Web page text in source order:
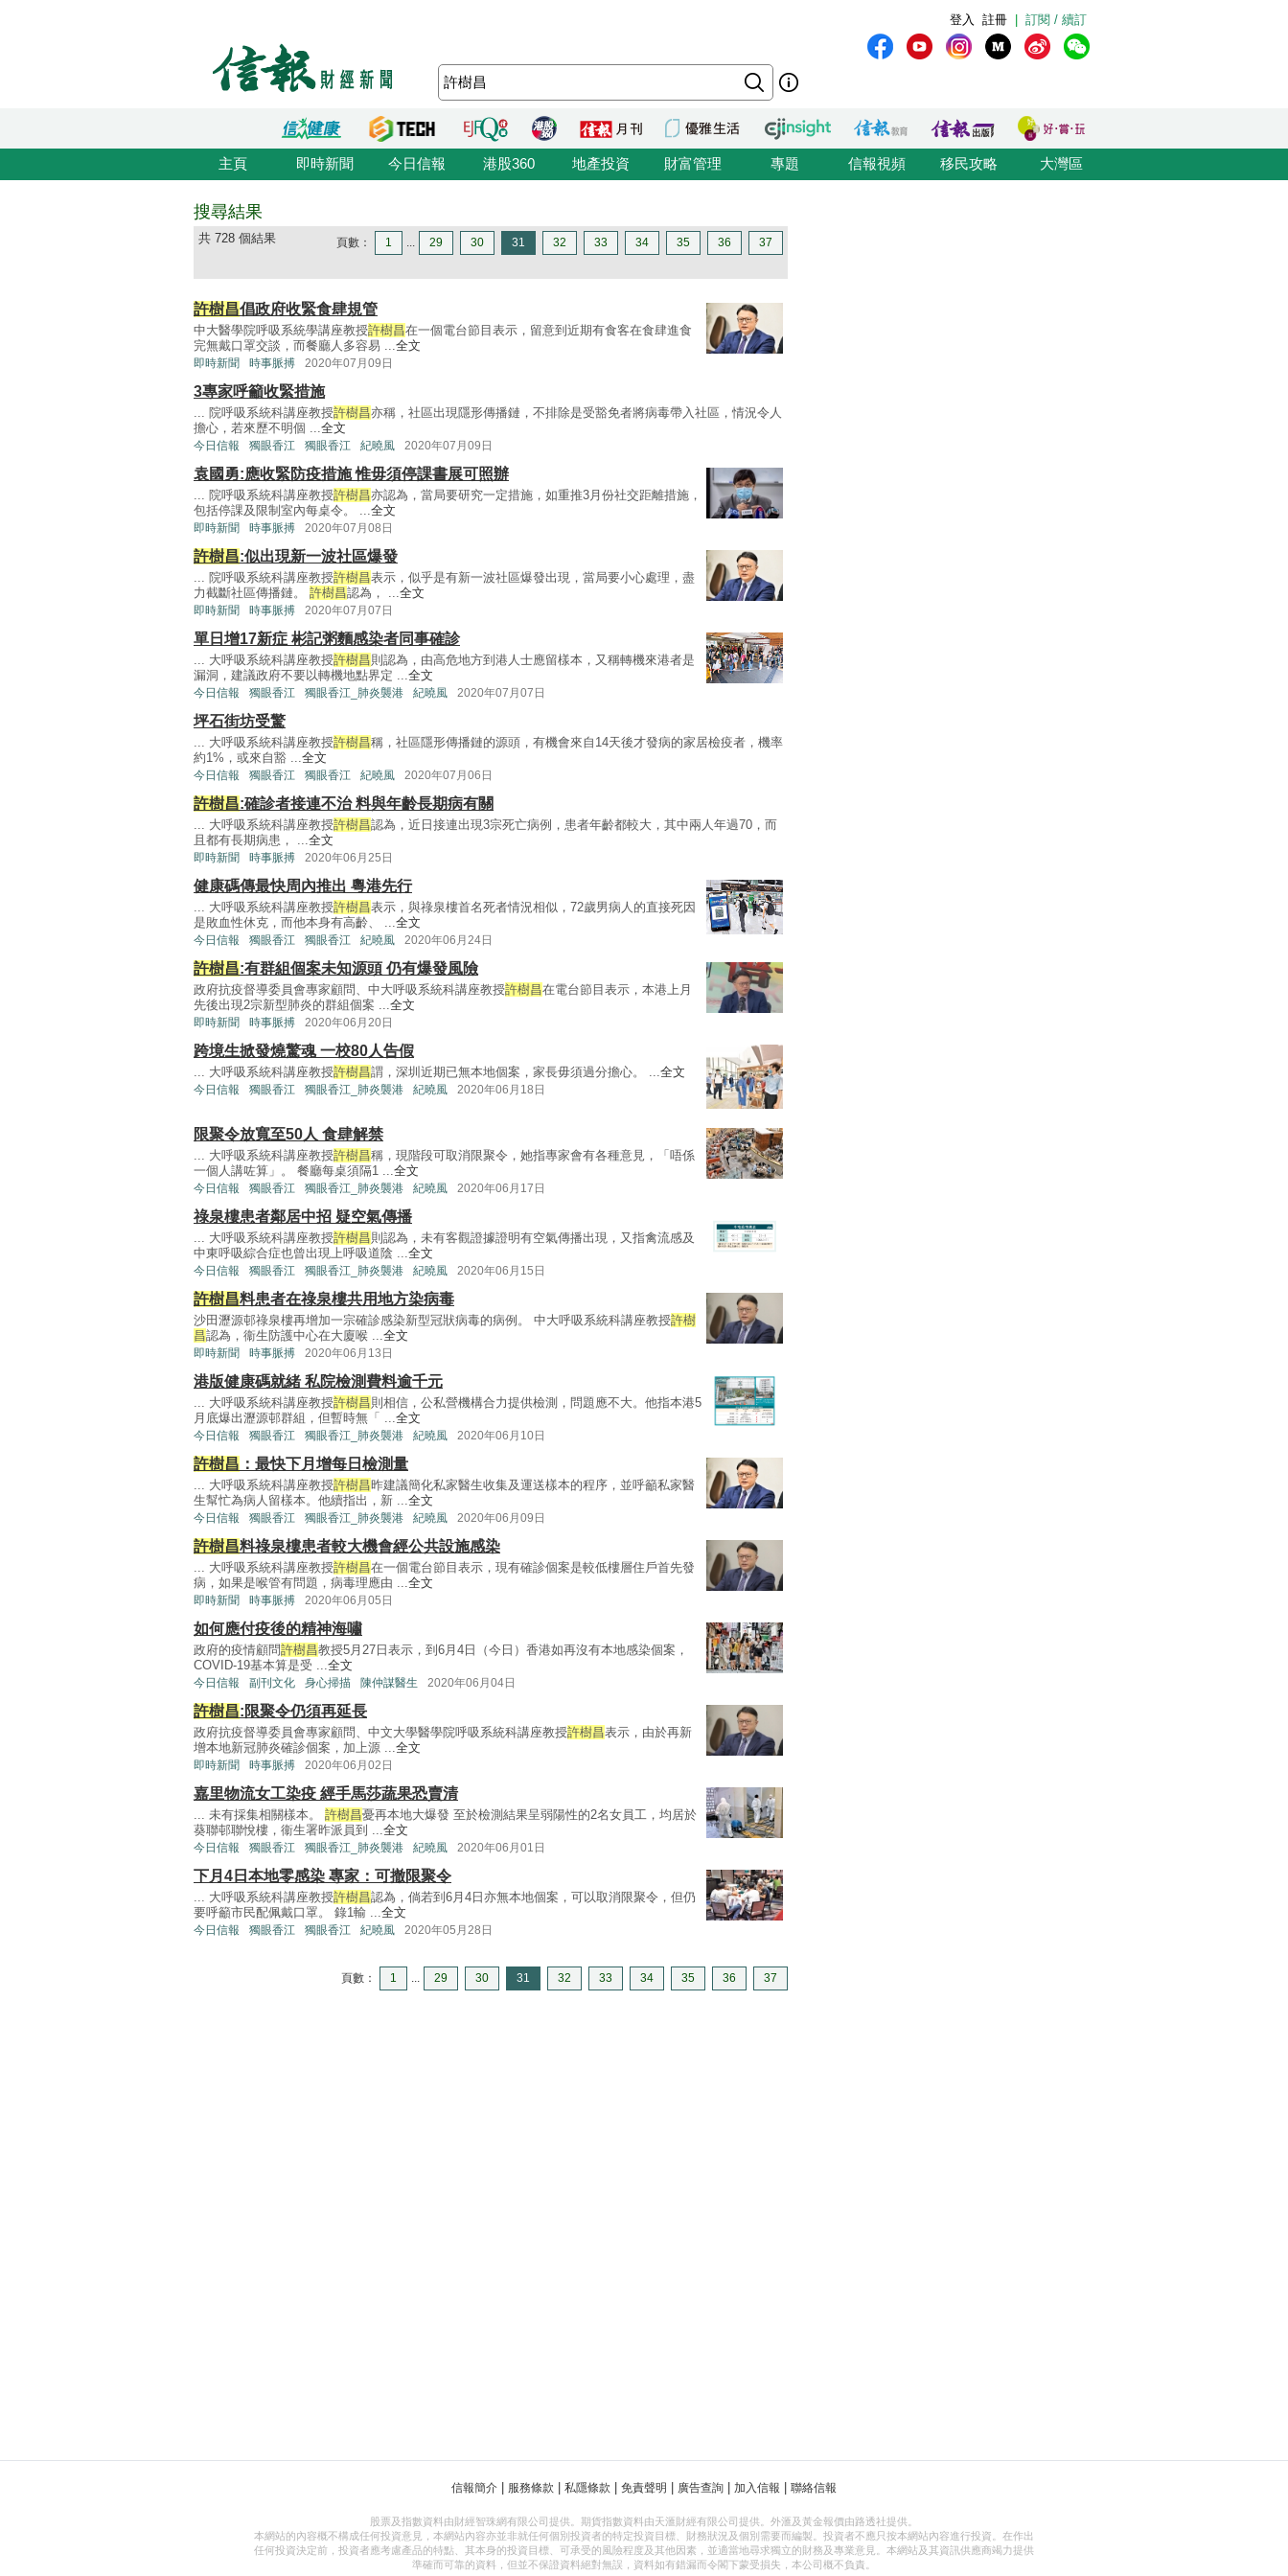
訂閱 / 續訂
註冊
登入
主頁 即時新聞 今日信報 港股360 地產投資 財富管理 專題 信報視頻 移民攻略 大灣區
搜尋結果
共 728 個結果 頁數： 1 ... 29 30 31 32 33 34 35 36 37
許樹昌倡政府收緊食肆規管
中大醫學院呼吸系統學講座教授許樹昌在一個電台節目表示，留意到近期有食客在食肆進食
完無戴口罩交談，而餐廳人多容易 ...全文
即時新聞 時事脈搏 2020年07月09日
3專家呼籲收緊措施
... 院呼吸系統科講座教授許樹昌亦稱，社區出現隱形傳播鏈，不排除是受豁免者將病毒帶入社區，情況令人
擔心，若來歷不明個 ...全文
今日信報 獨眼香江 獨眼香江 紀曉風 2020年07月09日
袁國勇:應收緊防疫措施 惟毋須停課書展可照辦
... 院呼吸系統科講座教授許樹昌亦認為，當局要研究一定措施，如重推3月份社交距離措施，
包括停課及限制室內每桌令。 ...全文
即時新聞 時事脈搏 2020年07月08日
許樹昌:似出現新一波社區爆發
... 院呼吸系統科講座教授許樹昌表示，似乎是有新一波社區爆發出現，當局要小心處理，盡
力截斷社區傳播鏈。 許樹昌認為， ...全文
即時新聞 時事脈搏 2020年07月07日
單日增17新症 彬記粥麵感染者同事確診
... 大呼吸系統科講座教授許樹昌則認為，由高危地方到港人士應留樣本，又稱轉機來港者是
漏洞，建議政府不要以轉機地點界定 ...全文
今日信報 獨眼香江 獨眼香江_肺炎襲港 紀曉風 2020年07月07日
坪石街坊受驚
... 大呼吸系統科講座教授許樹昌稱，社區隱形傳播鏈的源頭，有機會來自14天後才發病的家居檢疫者，機率
約1%，或來自豁 ...全文
今日信報 獨眼香江 獨眼香江 紀曉風 2020年07月06日
許樹昌:確診者接連不治 料與年齡長期病有關
... 大呼吸系統科講座教授許樹昌認為，近日接連出現3宗死亡病例，患者年齡都較大，其中兩人年過70，而
且都有長期病患， ...全文
即時新聞 時事脈搏 2020年06月25日
健康碼傳最快周內推出 粵港先行
... 大呼吸系統科講座教授許樹昌表示，與祿泉樓首名死者情況相似，72歲男病人的直接死因
是敗血性休克，而他本身有高齡、 ...全文
今日信報 獨眼香江 獨眼香江 紀曉風 2020年06月24日
許樹昌:有群組個案未知源頭 仍有爆發風險
政府抗疫督導委員會專家顧問、中大呼吸系統科講座教授許樹昌在電台節目表示，本港上月
先後出現2宗新型肺炎的群組個案 ...全文
即時新聞 時事脈搏 2020年06月20日
跨境生掀發燒驚魂 一校80人告假
... 大呼吸系統科講座教授許樹昌謂，深圳近期已無本地個案，家長毋須過分擔心。 ...全文
今日信報 獨眼香江 獨眼香江_肺炎襲港 紀曉風 2020年06月18日
限聚令放寬至50人 食肆解禁
... 大呼吸系統科講座教授許樹昌稱，現階段可取消限聚令，她指專家會有各種意見，「唔係
一個人講咗算」。 餐廳每桌須隔1 ...全文
今日信報 獨眼香江 獨眼香江_肺炎襲港 紀曉風 2020年06月17日
祿泉樓患者鄰居中招 疑空氣傳播
... 大呼吸系統科講座教授許樹昌則認為，未有客觀證據證明有空氣傳播出現，又指禽流感及
中東呼吸綜合症也曾出現上呼吸道陰 ...全文
今日信報 獨眼香江 獨眼香江_肺炎襲港 紀曉風 2020年06月15日
許樹昌料患者在祿泉樓共用地方染病毒
沙田瀝源邨祿泉樓再增加一宗確診感染新型冠狀病毒的病例。 中大呼吸系統科講座教授許樹
昌認為，衞生防護中心在大廈喉 ...全文
即時新聞 時事脈搏 2020年06月13日
港版健康碼就緒 私院檢測費料逾千元
... 大呼吸系統科講座教授許樹昌則相信，公私營機構合力提供檢測，問題應不大。他指本港5
月底爆出瀝源邨群組，但暫時無「 ...全文
今日信報 獨眼香江 獨眼香江_肺炎襲港 紀曉風 2020年06月10日
許樹昌 ：最快下月增每日檢測量
... 大呼吸系統科講座教授許樹昌昨建議簡化私家醫生收集及運送樣本的程序，並呼籲私家醫
生幫忙為病人留樣本。他續指出，新 ...全文
今日信報 獨眼香江 獨眼香江_肺炎襲港 紀曉風 2020年06月09日
許樹昌料祿泉樓患者較大機會經公共設施感染
... 大呼吸系統科講座教授許樹昌在一個電台節目表示，現有確診個案是較低樓層住戶首先發
病，如果是喉管有問題，病毒理應由 ...全文
即時新聞 時事脈搏 2020年06月05日
如何應付疫後的精神海嘯
政府的疫情顧問許樹昌教授5月27日表示，到6月4日（今日）香港如再沒有本地感染個案，
COVID-19基本算是受 ...全文
今日信報 副刊文化 身心掃描 陳仲謀醫生 2020年06月04日
許樹昌:限聚令仍須再延長
政府抗疫督導委員會專家顧問、中文大學醫學院呼吸系統科講座教授許樹昌表示，由於再新
增本地新冠肺炎確診個案，加上源 ...全文
即時新聞 時事脈搏 2020年06月02日
嘉里物流女工染疫 經手馬莎蔬果恐賣清
... 未有採集相關樣本。 許樹昌憂再本地大爆發 至於檢測結果呈弱陽性的2名女員工，均居於
葵聯邨聯悅樓，衞生署昨派員到 ...全文
今日信報 獨眼香江 獨眼香江_肺炎襲港 紀曉風 2020年06月01日
下月4日本地零感染 專家：可撤限聚令
... 大呼吸系統科講座教授許樹昌認為，倘若到6月4日亦無本地個案，可以取消限聚令，但仍
要呼籲市民配佩戴口罩。 錄1輸 ...全文
今日信報 獨眼香江 獨眼香江 紀曉風 2020年05月28日
頁數： 1 ... 29 30 31 32 33 34 35 36 37
信報簡介 服務條款 私隱條款 免責聲明 廣告查詢 加入信報 聯絡信報
股票及指數資料由財經智珠網有限公司提供。期貨指數資料由天滙財經有限公司提供。外滙及黃金報價由路透社提供。
本網站的內容概不構成任何投資意見，本網站內容亦並非就任何個別投資者的特定投資目標、財務狀況及個別需要而編製。投資者不應只按本網站內容進行投資。在作出
任何投資決定前，投資者應考慮產品的特點、其本身的投資目標、可承受的風險程度及其他因素，並適當地尋求獨立的財務及專業意見。本網站及其資訊供應商竭力提供
準確而可靠的資料，但並不保證資料絕對無誤，資料如有錯漏而令閣下蒙受損失，本公司概不負責。